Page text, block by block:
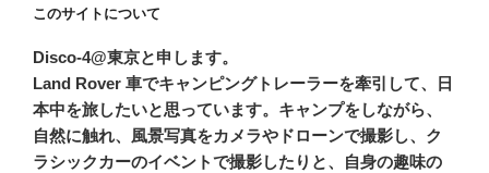
このサイトについて
Disco-4@東京と申します。
Land Rover 車でキャンピングトレーラーを牽引して、日
本中を旅したいと思っています。キャンプをしながら、
自然に触れ、風景写真をカメラやドローンで撮影し、ク
ラシックカーのイベントで撮影したりと、自身の趣味の